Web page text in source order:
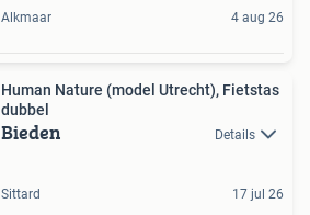
Alkmaar 4 aug 26
Human Nature (model Utrecht), Fietstas
dubbel
Bieden Details
Sittard 17 jul 26